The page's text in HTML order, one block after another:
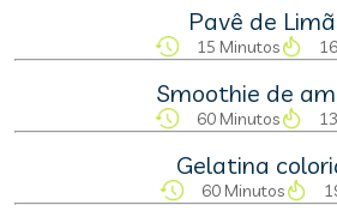
Pavê de
15 Minutos
Smoothie de
60 Minutos
Gelatina
60 Minutos